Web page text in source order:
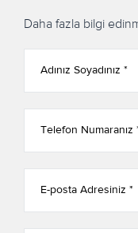
Daha fazla bilgi